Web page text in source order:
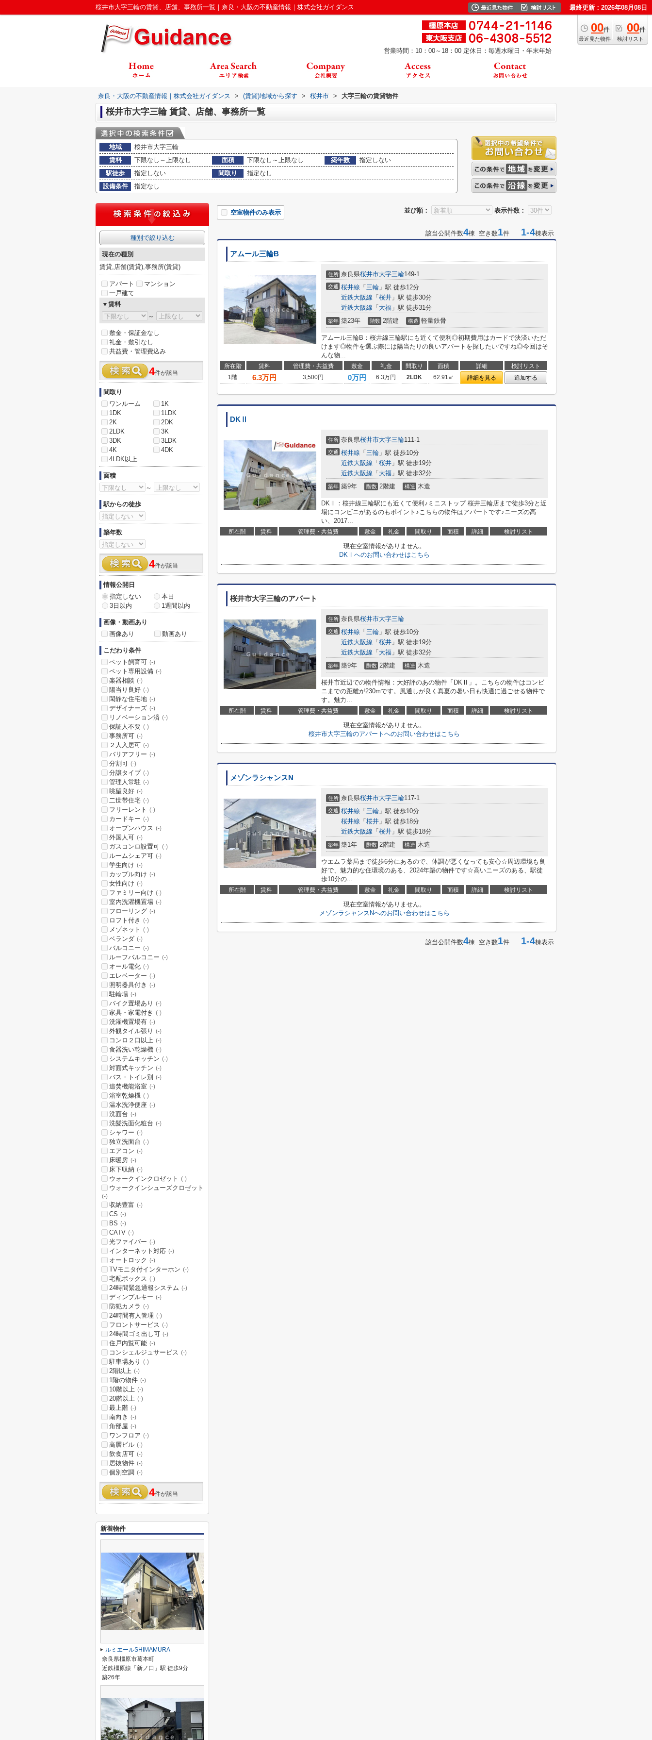
桜井市大字三輪の賃貸、店舗、事務所一覧｜奈良・大阪の不動産情報｜株式会社ガイダンス 最終更新：2026年08月08日
00件
最近見た物件
00件
検討リスト
営業時間：10：00～18：00 定休日：毎週水曜日・年末年始
奈良・大阪の不動産情報｜株式会社ガイダンス > (賃貸)地域から探す > 桜井市 > 大字三輪の賃貸物件
桜井市大字三輪 賃貸、店舗、事務所一覧
地域
桜井市大字三輪
賃料
下限なし～上限なし 面積 下限なし～上限なし 築年数
指定しない
駅徒歩
指定しない 間取り
指定なし
設備条件
指定なし
並び順： 表示件数：
空室物件のみ表示
該当公開件数4棟 空き数1件 1-4棟表示
アムール三輪B
住所 奈良県桜井市大字三輪149-1
交通 桜井線 「 三輪 」駅 徒歩12分
近鉄大阪線 「 桜井 」駅 徒歩30分
近鉄大阪線 「 大福 」駅 徒歩31分
築年 築23年 階数 2階建 構造 軽量鉄骨
アムール三輪B：桜井線三輪駅にも近くて便利◎初期費用はカードで決済いただ
けます◎物件を選ぶ際には陽当たりの良いアパートを探したいですね◎今回はそ
んな物...
所在階 賃料 管理費・共益費 敷金 礼金 間取り 面積 詳細
検討リスト
1階
6.3万円 3,500円 0万円 6.3万円 2LDK 62.91㎡ 詳細を見る 追加する
DKⅡ
住所 奈良県桜井市大字三輪111-1
交通 桜井線 「 三輪 」駅 徒歩10分
近鉄大阪線 「 桜井 」駅 徒歩19分
近鉄大阪線 「 大福 」駅 徒歩32分
築年 築9年 階数 2階建 構造 木造
DKⅡ：桜井線三輪駅にも近くて便利♪ミニストップ 桜井三輪店まで徒歩3分と近
場にコンビニがあるのもポイント♪こちらの物件はアパートです♪ニーズの高
い、2017...
所在階 賃料 管理費・共益費 敷金 礼金 間取り 面積 詳細 検討リスト
現在空室情報がありません。
DKⅡへのお問い合わせはこちら
桜井市大字三輪のアパート
住所 奈良県桜井市大字三輪
交通 桜井線 「 三輪 」駅 徒歩10分
近鉄大阪線 「 桜井 」駅 徒歩19分
近鉄大阪線 「 大福 」駅 徒歩32分
築年 築9年 階数 2階建 構造 木造
桜井市近辺での物件情報：大好評のあの物件「DKⅡ」。こちらの物件はコンビ
ニまでの距離が230mです。風通しが良く真夏の暑い日も快適に過ごせる物件で
す。魅力...
所在階 賃料 管理費・共益費 敷金 礼金 間取り 面積 詳細 検討リスト
現在空室情報がありません。
桜井市大字三輪のアパートへのお問い合わせはこちら
メゾンラシャンスN
住所 奈良県桜井市大字三輪117-1
交通 桜井線 「 三輪 」駅 徒歩10分
桜井線 「 桜井 」駅 徒歩18分
近鉄大阪線 「 桜井 」駅 徒歩18分
築年 築1年 階数 2階建 構造 木造
ウエムラ薬局まで徒歩6分にあるので、体調が悪くなっても安心☆周辺環境も良
好で、魅力的な住環境のある、2024年築の物件です☆高いニーズのある、駅徒
歩10分の...
所在階 賃料 管理費・共益費 敷金 礼金 間取り 面積 詳細 検討リスト
現在空室情報がありません。
メゾンラシャンスNへのお問い合わせはこちら
該当公開件数4棟 空き数1件 1-4棟表示
種別で絞り込む
現在の種別
賃貸,店舗(賃貸),事務所(賃貸)
アパート
マンション
一戸建て
▼賃料
～
敷金・保証金なし
礼金・敷引なし
共益費・管理費込み
4件が該当
間取り
ワンルーム
1K
1DK
1LDK
2K
2DK
2LDK
3K
3DK
3LDK
4K
4DK
4LDK以上
面積
～
駅からの徒歩
築年数
4件が該当
情報公開日
指定しない
本日
3日以内
1週間以内
画像・動画あり
画像あり
動画あり
こだわり条件
ペット飼育可 (-)
ペット専用設備 (-)
楽器相談 (-)
陽当り良好 (-)
閑静な住宅地 (-)
デザイナーズ (-)
リノベーション済 (-)
保証人不要 (-)
事務所可 (-)
２人入居可 (-)
バリアフリー (-)
分割可 (-)
分譲タイプ (-)
管理人常駐 (-)
眺望良好 (-)
二世帯住宅 (-)
フリーレント (-)
カードキー (-)
オープンハウス (-)
外国人可 (-)
ガスコンロ設置可 (-)
ルームシェア可 (-)
学生向け (-)
カップル向け (-)
女性向け (-)
ファミリー向け (-)
室内洗濯機置場 (-)
フローリング (-)
ロフト付き (-)
メゾネット (-)
ベランダ (-)
バルコニー (-)
ルーフバルコニー (-)
オール電化 (-)
エレベーター (-)
照明器具付き (-)
駐輪場 (-)
バイク置場あり (-)
家具・家電付き (-)
洗濯機置場有 (-)
外観タイル張り (-)
コンロ２口以上 (-)
食器洗い乾燥機 (-)
システムキッチン (-)
対面式キッチン (-)
バス・トイレ別 (-)
追焚機能浴室 (-)
浴室乾燥機 (-)
温水洗浄便座 (-)
洗面台 (-)
洗髪洗面化粧台 (-)
シャワー (-)
独立洗面台 (-)
エアコン (-)
床暖房 (-)
床下収納 (-)
ウォークインクロゼット (-)
ウォークインシューズクロゼット
(-)
収納豊富 (-)
CS (-)
BS (-)
CATV (-)
光ファイバー (-)
インターネット対応 (-)
オートロック (-)
TVモニタ付インターホン (-)
宅配ボックス (-)
24時間緊急通報システム (-)
ディンプルキー (-)
防犯カメラ (-)
24時間有人管理 (-)
フロントサービス (-)
24時間ゴミ出し可 (-)
住戸内覧可能 (-)
コンシェルジュサービス (-)
駐車場あり (-)
2階以上 (-)
1階の物件 (-)
10階以上 (-)
20階以上 (-)
最上階 (-)
南向き (-)
角部屋 (-)
ワンフロア (-)
高層ビル (-)
飲食店可 (-)
居抜物件 (-)
個別空調 (-)
4件が該当
新着物件
ルミエールSHIMAMURA
奈良県橿原市葛本町
近鉄橿原線「新ノ口」駅 徒歩9分
築26年